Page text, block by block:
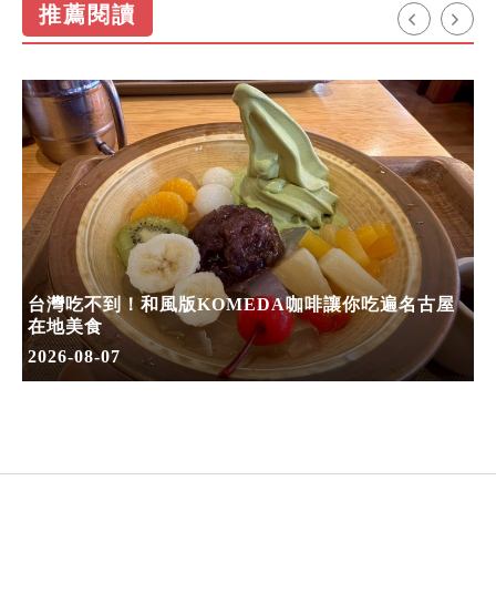
推薦閱讀
台灣吃不到！和風版KOMEDA咖啡讓你吃遍名古屋
在地美食
2026-08-07